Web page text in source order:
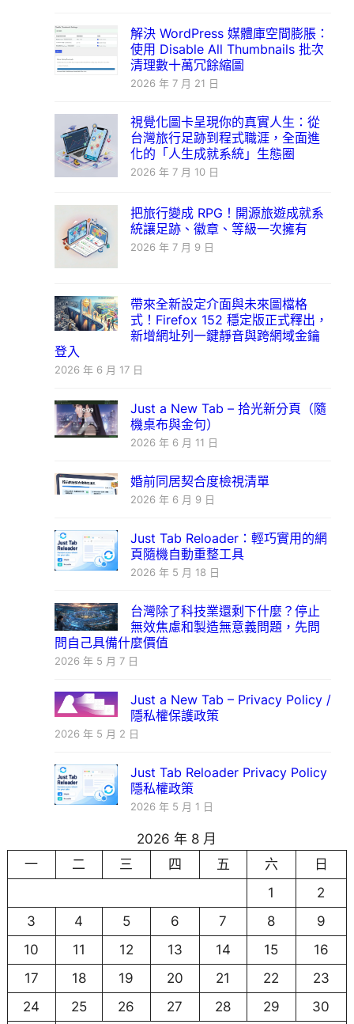
解決 WordPress 媒體庫空間膨脹：
使用 Disable All Thumbnails 批次
清理數十萬冗餘縮圖
2026 年 7 月 21 日
視覺化圖卡呈現你的真實人生：從
台灣旅行足跡到程式職涯，全面進
化的「人生成就系統」生態圈
2026 年 7 月 10 日
把旅行變成 RPG！開源旅遊成就系
統讓足跡、徽章、等級一次擁有
2026 年 7 月 9 日
帶來全新設定介面與未來圖檔格
式！Firefox 152 穩定版正式釋出，
新增網址列一鍵靜音與跨網域金鑰
登入
2026 年 6 月 17 日
Just a New Tab – 拾光新分頁（隨
機桌布與金句）
2026 年 6 月 11 日
婚前同居契合度檢視清單
2026 年 6 月 9 日
Just Tab Reloader：輕巧實用的網
頁隨機自動重整工具
2026 年 5 月 18 日
台灣除了科技業還剩下什麼？停止
無效焦慮和製造無意義問題，先問
問自己具備什麼價值
2026 年 5 月 7 日
Just a New Tab – Privacy Policy /
隱私權保護政策
2026 年 5 月 2 日
Just Tab Reloader Privacy Policy
隱私權政策
2026 年 5 月 1 日
2026 年 8 月
一
二 三 四 五 六
日
1
2
3
4 5 6 7 8
9
10
11 12 13 14 15
16
17
18 19 20 21 22
23
24
25 26 27 28 29 30